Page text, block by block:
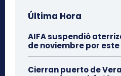
Última Hora
AIFA suspendió
de noviembre por
Cierran puerto de